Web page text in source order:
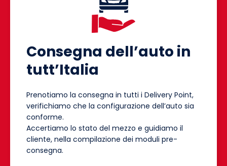
Consegna dell’auto in
tutt’Italia
Prenotiamo la consegna in tutti i Delivery Point,
verifichiamo che la configurazione dell’auto sia
conforme.
Accertiamo lo stato del mezzo e guidiamo il
cliente, nella compilazione dei moduli pre-
consegna.